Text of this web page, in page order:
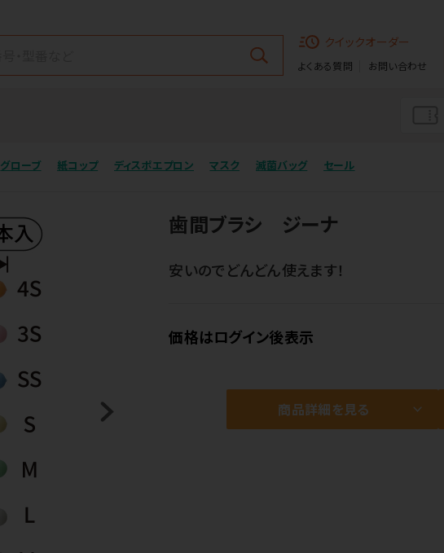
クイックオーダー
よくある質問 お問い合わせ
グローブ 紙コップ ディスポエプロン マスク 滅菌バッグ セール
歯間ブラシ ジーナ
安いのでどんどん使えます！
価格はログイン後表示
商品詳細を見る